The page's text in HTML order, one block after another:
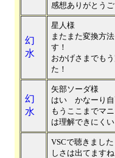
感想ありがとう
幻
水
星人様
またまた変換方
す！
おかげさまでも
た！
幻
水
矢部ソーダ様
はい かなーり自
もうここまでマ
は理解できにく
VSCで聴きまし
しさは出てます